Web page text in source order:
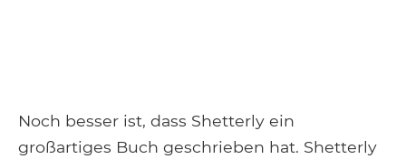
Noch besser ist, dass Shetterly ein
großartiges Buch geschrieben hat. Shetterly